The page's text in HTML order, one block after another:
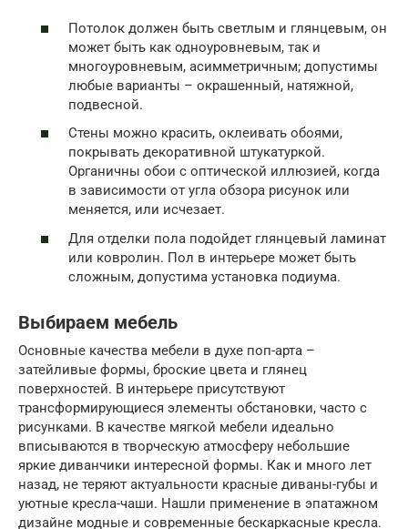
Потолок должен быть светлым и глянцевым, он
может быть как одноуровневым, так и
многоуровневым, асимметричным; допустимы
любые варианты – окрашенный, натяжной,
подвесной.
Стены можно красить, оклеивать обоями,
покрывать декоративной штукатуркой.
Органичны обои с оптической иллюзией, когда
в зависимости от угла обзора рисунок или
меняется, или исчезает.
Для отделки пола подойдет глянцевый ламинат
или ковролин. Пол в интерьере может быть
сложным, допустима установка подиума.
Выбираем мебель
Основные качества мебели в духе поп-арта –
затейливые формы, броские цвета и глянец
поверхностей. В интерьере присутствуют
трансформирующиеся элементы обстановки, часто с
рисунками. В качестве мягкой мебели идеально
вписываются в творческую атмосферу небольшие
яркие диванчики интересной формы. Как и много лет
назад, не теряют актуальности красные диваны-губы и
уютные кресла-чаши. Нашли применение в эпатажном
дизайне модные и современные бескаркасные кресла.